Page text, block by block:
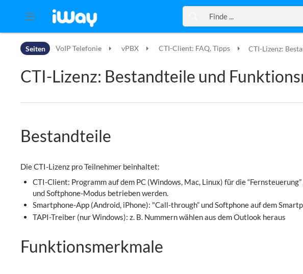
Zur Hauptnavigation
Zum Arbeitsbereich
Seiten VoIP Telefonie vPBX CTI-Client: FAQ, Tipps CTI-Lizenz:
CTI-Lizenz: Bestandteile und
Bestandteile
Die CTI-Lizenz pro Teilnehmer beinhaltet:
CTI-Client: Programm auf dem PC (Windows, Mac, Linux) für die
und Softphone-Modus betrieben werden.
Smartphone-App (Android, iPhone): "Call-through” und Softphone auf dem
TAPI-Treiber (nur Windows): z. B. Nummern wählen aus dem Outlook heraus
Funktionsmerkmale